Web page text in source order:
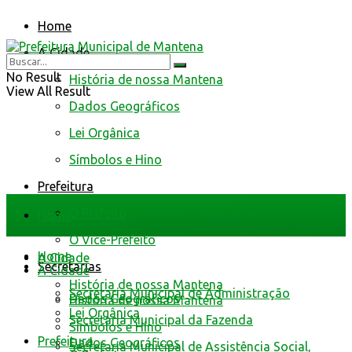
Home
A Cidade
História de nossa Mantena
Dados Geográficos
Lei Orgânica
Símbolos e Hino
Prefeitura
O Vice-Prefeito
Secretarias
Secretaria Municipal de Administração
Secretaria Municipal da Fazenda
Secretaria Municipal de Assistência Social,
No Result
View All Result
Home
A Cidade
História de nossa Mantena
Dados Geográficos
Home
A Cidade
História de nossa Mantena
Dados Geográficos
Lei Orgânica
Símbolos e Hino
Prefeitura